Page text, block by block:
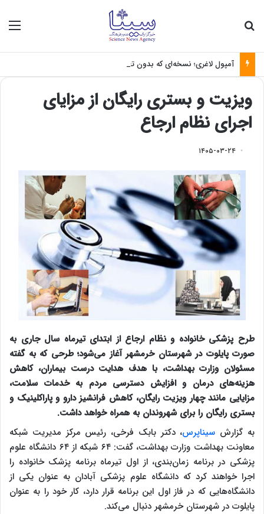
آمپول لاغری؛ نسخه‌ای که بدون تغذیه خطرناک می‌شود
ویزیت و بستری رایگان از مزایای
اجرای نظام ارجاع
۱۴۰۵-۰۳-۲۴
طرح پزشکی خانواده و نظام ارجاع از ابتدای تیرماه سال جاری به
صورت پایلوت در شهرستان خرمشهر آغاز می‌شود؛ طرحی که به گفته
مسئولان وزارت بهداشت، با هدف هدایت درست بیماران، کاهش
هزینه‌های درمان و افزایش دسترسی مردم به خدمات سلامت،
مزایایی مانند چهار ویزیت رایگان، کاهش فرانشیز دارو و پاراکلینیک و
بستری رایگان را برای شهروندان به همراه خواهد داشت.
به گزارش سیناپرس، دکتر بابک فرخی، رئیس مرکز مدیریت شبکه
معاونت بهداشت وزارت بهداشت، گفت: ۶۴ شبکه از ۶۴ دانشگاه علوم
پزشکی در برنامه زمان‌بندی، از اول تیرماه برنامه پزشک خانواده را
اجرا خواهند کرد که دانشگاه علوم پزشکی آبادان به عنوان یکی از
دانشگاه‌هایی که در فاز اول این برنامه قرار دارد، کار خود را به عنوان
پایلوت در شهرستان خرمشهر دنبال می‌کند.